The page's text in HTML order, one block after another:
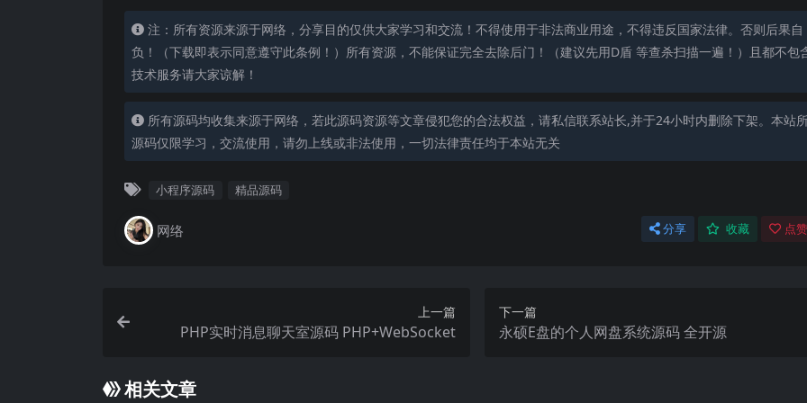
注：所有资源来源于网络，分享目的仅供大家学习和交流！不得使用于非法商业用途，不得违反国家法律。否则后果自
负！（下载即表示同意遵守此条例！）所有资源，不能保证完全去除后门！（建议先用D盾 等查杀扫描一遍！）且都不包
技术服务请大家谅解！
所有源码均收集来源于网络，若此源码资源等文章侵犯您的合法权益，请私信联系站长,并于24小时内删除下架。本站
源码仅限学习，交流使用，请勿上线或非法使用，一切法律责任均于本站无关
小程序源码 精品源码
网络 分享 收藏 点
上一篇
PHP实时消息聊天室源码 PHP+WebSocket
下一篇
永硕E盘的个人网盘系统源码 全开源
相关文章